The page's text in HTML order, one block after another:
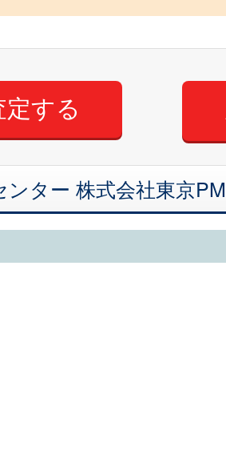
ター 株式会社東京